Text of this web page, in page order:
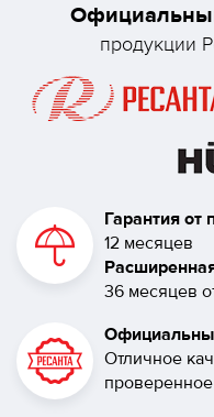
продукции
Гарантия от
12 месяцев
36 месяцев
Отличное